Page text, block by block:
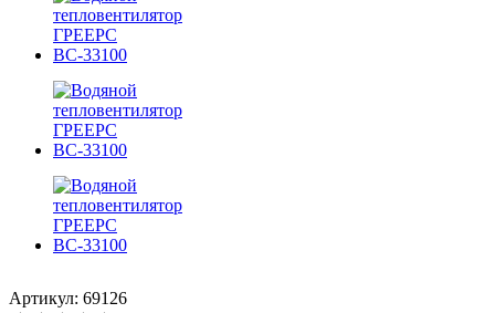
Артикул: 69126